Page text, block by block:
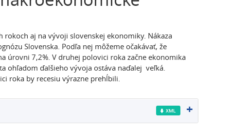
aj na vývoji slovenskej ekonomiky. Nákaza
Slovenska. Podľa nej môžeme očakávať, že
úrovni 7,2%. V druhej polovici roka začne ekonomika
ohľadom ďalšieho vývoja ostáva naďalej veľká.
roka by recesiu výrazne prehĺbili.